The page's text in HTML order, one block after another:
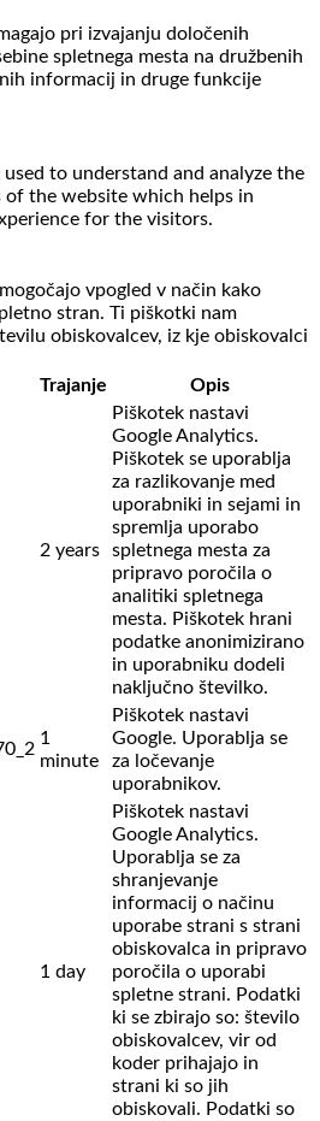
pri izvajanju določenih
spletnega mesta na družbenih
informacij in druge funkcije
to understand and analyze the
of the website which helps in
for the visitors.
vpogled v način kako
stran. Ti piškotki nam
obiskovalcev, iz kje obiskovalci
Trajanje Opis
2 years
Piškotek nastavi
Google Analytics.
Piškotek se uporablja
za razlikovanje med
uporabniki in sejami in
spremlja uporabo
spletnega mesta za
pripravo poročila o
analitiki spletnega
mesta. Piškotek hrani
podatke anonimizirano
in uporabniku dodeli
naključno številko.
1
minute
Piškotek nastavi
Google. Uporablja se
za ločevanje
uporabnikov.
1 day
Piškotek nastavi
Google Analytics.
Uporablja se za
shranjevanje
informacij o načinu
uporabe strani s strani
obiskovalca in pripravo
poročila o uporabi
spletne strani. Podatki
ki se zbirajo so: število
obiskovalcev, vir od
koder prihajajo in
strani ki so jih
obiskovali. Podatki so